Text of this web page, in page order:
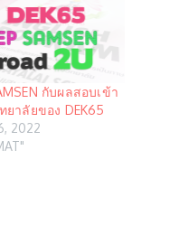
กับผลสอบเข้า
ยาลัยของ DEK65
2022